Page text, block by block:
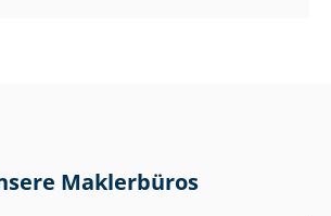
Maklerbüros